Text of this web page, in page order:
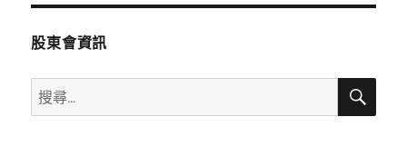
分
股東會資訊
搜
尋
搜